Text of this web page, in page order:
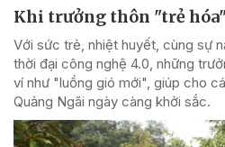
Khi trưởng thôn "trẻ
Với sức trẻ, nhiệt huyết, cùng sự
thời đại công nghệ 4.0, những
ví như "luồng gió mới", giúp cho
Quảng Ngãi ngày càng khởi sắc.